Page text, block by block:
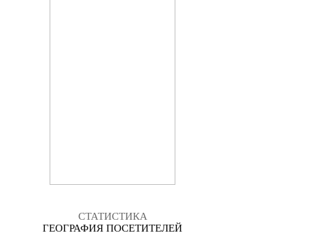
СТАТИСТИКА
ГЕОГРАФИЯ ПОСЕТИТЕЛЕЙ